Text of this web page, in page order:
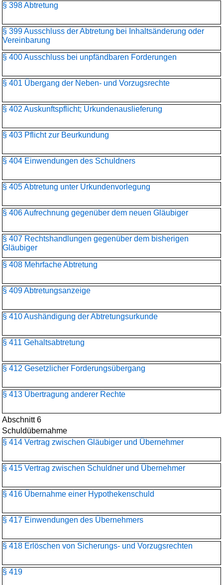
§ 398 Abtretung
§ 399 Ausschluss der Abtretung bei Inhaltsänderung oder
Vereinbarung
§ 400 Ausschluss bei unpfändbaren Forderungen
§ 401 Übergang der Neben- und Vorzugsrechte
§ 402 Auskunftspflicht; Urkundenauslieferung
§ 403 Pflicht zur Beurkundung
§ 404 Einwendungen des Schuldners
§ 405 Abtretung unter Urkundenvorlegung
§ 406 Aufrechnung gegenüber dem neuen Gläubiger
§ 407 Rechtshandlungen gegenüber dem bisherigen
Gläubiger
§ 408 Mehrfache Abtretung
§ 409 Abtretungsanzeige
§ 410 Aushändigung der Abtretungsurkunde
§ 411 Gehaltsabtretung
§ 412 Gesetzlicher Forderungsübergang
§ 413 Übertragung anderer Rechte
Abschnitt 6
Schuldübernahme
§ 414 Vertrag zwischen Gläubiger und Übernehmer
§ 415 Vertrag zwischen Schuldner und Übernehmer
§ 416 Übernahme einer Hypothekenschuld
§ 417 Einwendungen des Übernehmers
§ 418 Erlöschen von Sicherungs- und Vorzugsrechten
§ 419